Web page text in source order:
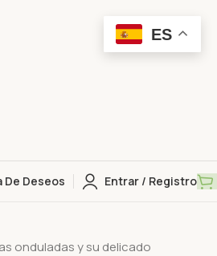
De Deseos Entrar / Registro
onduladas y su delicado
ES